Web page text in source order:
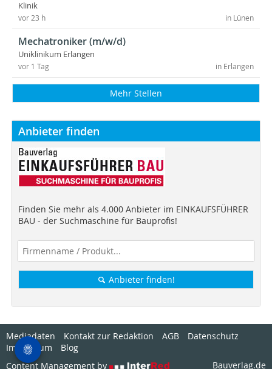
Klinik
in Lünen
vor 23 h
Mechatroniker (m/w/d)
Uniklinikum Erlangen
in Erlangen
vor 1 Tag
Mehr Stellen
Anbieter finden
Finden Sie mehr als 4.000 Anbieter im EINKAUFSFÜHRER
BAU - der Suchmaschine für Bauprofis!
Anbieter finden!
Mediadaten Kontakt zur Redaktion AGB
Datenschutz
Impressum
Blog
Content Management by
Bauverlag.de